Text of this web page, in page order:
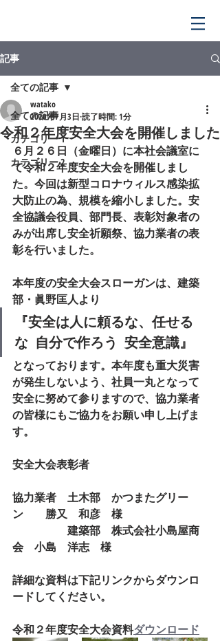
記事
全ての記事
カテゴリー 1
カテゴリー 2
全ての記事
令和２年度安全大会を開催しました
watako
2020年7月3日 読了時間: 1分
６月２６日（金曜日）に本社会議室に
て令和２年度安全大会を開催しまし
た。今回は新型コロナウィルス感染拡
大防止の為、規模を縮小しました。安
全協議会役員、部門長、表彰対象者の
みが出席し安全祈願祭、協力業者の表
彰を行いました。
本年度の安全大会スローガンは、建築
部・眞野匡人より
『安全は人に頼るな、任せる
な  自分で作ろう  安全意識』
となっております。本年度も重大災害
が発生しないよう、社員一丸となって
安全に努めて参りますので、協力業者
の皆様にもご協力をお願い申し上げま
す。
安全大会表彰者
協力業者　土木部　かつまたグリー
ン　　勝又　和彦　様
建築部　株式会社小島屋商
会　小島　洋志　様
詳細な資料は下記リンクからダウンロ
ードしてください。
令和２年度安全大会資料ダウンロード